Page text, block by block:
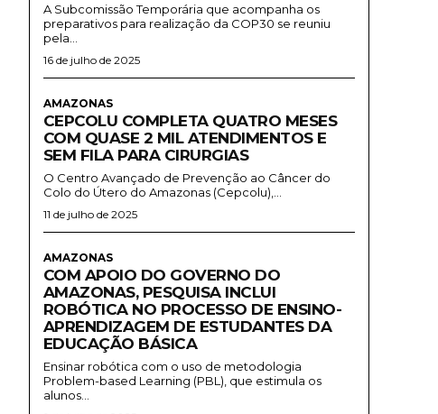
A Subcomissão Temporária que acompanha os
preparativos para realização da COP30 se reuniu
pela...
16 de julho de 2025
AMAZONAS
CEPCOLU COMPLETA QUATRO MESES
COM QUASE 2 MIL ATENDIMENTOS E
SEM FILA PARA CIRURGIAS
O Centro Avançado de Prevenção ao Câncer do
Colo do Útero do Amazonas (Cepcolu),...
11 de julho de 2025
AMAZONAS
COM APOIO DO GOVERNO DO
AMAZONAS, PESQUISA INCLUI
ROBÓTICA NO PROCESSO DE ENSINO-
APRENDIZAGEM DE ESTUDANTES DA
EDUCAÇÃO BÁSICA
Ensinar robótica com o uso de metodologia
Problem-based Learning (PBL), que estimula os
alunos...